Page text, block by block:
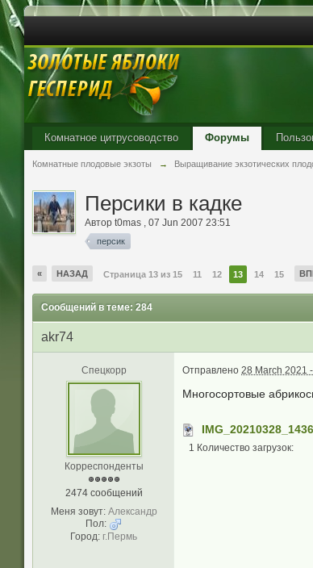
Комнатное цитрусоводство Форумы
Комнатные плодовые экзоты → Выращивание экзотических
Персики в кадке
Автор t0mas , 07 Jun 2007 23:51
персик
« НАЗАД Страница 13 из 15 11 12 13 14 15
Сообщений в теме: 284
akr74
Спецкорр
Корреспонденты
2474 сообщений
Меня зовут: Александр
Пол:
Город: г.Пермь
Отправлено 28 March 2021
Многосортовые
1 Количество загрузок: